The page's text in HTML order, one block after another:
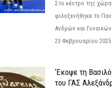
Στο κέντρο της
φιλοξενήθηκε το
Ανδρών και
23 Φεβρουαρίου
‘Εκοψε τη
του ΓΑΣ